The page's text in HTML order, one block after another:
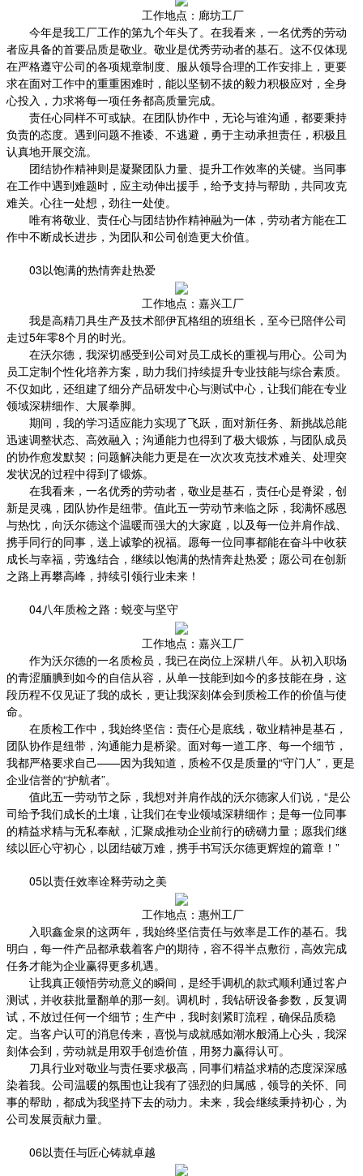
工作地点：廊坊工厂
今年是我工厂工作的第九个年头了。在我看来，一名优秀的劳动
者应具备的首要品质是敬业。敬业是优秀劳动者的基石。这不仅体现
在严格遵守公司的各项规章制度、服从领导合理的工作安排上，更要
求在面对工作中的重重困难时，能以坚韧不拔的毅力积极应对，全身
心投入，力求将每一项任务都高质量完成。
责任心同样不可或缺。在团队协作中，无论与谁沟通，都要秉持
负责的态度。遇到问题不推诿、不逃避，勇于主动承担责任，积极且
认真地开展交流。
团结协作精神则是凝聚团队力量、提升工作效率的关键。当同事
在工作中遇到难题时，应主动伸出援手，给予支持与帮助，共同攻克
难关。心往一处想，劲往一处使。
唯有将敬业、责任心与团结协作精神融为一体，劳动者方能在工
作中不断成长进步，为团队和公司创造更大价值。
03以饱满的热情奔赴热爱
工作地点：嘉兴工厂
我是高精刀具生产及技术部伊瓦格组的班组长，至今已陪伴公司
走过5年零8个月的时光。
在沃尔德，我深切感受到公司对员工成长的重视与用心。公司为
员工定制个性化培养方案，助力我们持续提升专业技能与综合素质。
不仅如此，还组建了细分产品研发中心与测试中心，让我们能在专业
领域深耕细作、大展拳脚。
期间，我的学习适应能力实现了飞跃，面对新任务、新挑战总能
迅速调整状态、高效融入；沟通能力也得到了极大锻炼，与团队成员
的协作愈发默契；问题解决能力更是在一次次攻克技术难关、处理突
发状况的过程中得到了锻炼。
在我看来，一名优秀的劳动者，敬业是基石，责任心是脊梁，创
新是灵魂，团队协作是纽带。值此五一劳动节来临之际，我满怀感恩
与热忱，向沃尔德这个温暖而强大的大家庭，以及每一位并肩作战、
携手同行的同事，送上诚挚的祝福。愿每一位同事都能在奋斗中收获
成长与幸福，劳逸结合，继续以饱满的热情奔赴热爱；愿公司在创新
之路上再攀高峰，持续引领行业未来！
04八年质检之路：蜕变与坚守
工作地点：嘉兴工厂
作为沃尔德的一名质检员，我已在岗位上深耕八年。从初入职场
的青涩腼腆到如今的自信从容，从单一技能到如今的多技能在身，这
段历程不仅见证了我的成长，更让我深刻体会到质检工作的价值与使
命。
在质检工作中，我始终坚信：责任心是底线，敬业精神是基石，
团队协作是纽带，沟通能力是桥梁。面对每一道工序、每一个细节，
我都严格要求自己——因为我知道，质检不仅是质量的“守门人”，更是
企业信誉的“护航者”。
值此五一劳动节之际，我想对并肩作战的沃尔德家人们说，“是公
司给予我们成长的土壤，让我们在专业领域深耕细作；是每一位同事
的精益求精与无私奉献，汇聚成推动企业前行的磅礴力量；愿我们继
续以匠心守初心，以团结破万难，携手书写沃尔德更辉煌的篇章！”
05以责任效率诠释劳动之美
工作地点：惠州工厂
入职鑫金泉的这两年，我始终坚信责任与效率是工作的基石。我
明白，每一件产品都承载着客户的期待，容不得半点敷衍，高效完成
任务才能为企业赢得更多机遇。
让我真正领悟劳动意义的瞬间，是经手调机的款式顺利通过客户
测试，并收获批量翻单的那一刻。调机时，我钻研设备参数，反复调
试，不放过任何一个细节；生产中，我时刻紧盯流程，确保品质稳
定。当客户认可的消息传来，喜悦与成就感如潮水般涌上心头，我深
刻体会到，劳动就是用双手创造价值，用努力赢得认可。
刀具行业对敬业与责任要求极高，同事们精益求精的态度深深感
染着我。公司温暖的氛围也让我有了强烈的归属感，领导的关怀、同
事的帮助，都成为我坚持下去的动力。未来，我会继续秉持初心，为
公司发展贡献力量。
06以责任与匠心铸就卓越